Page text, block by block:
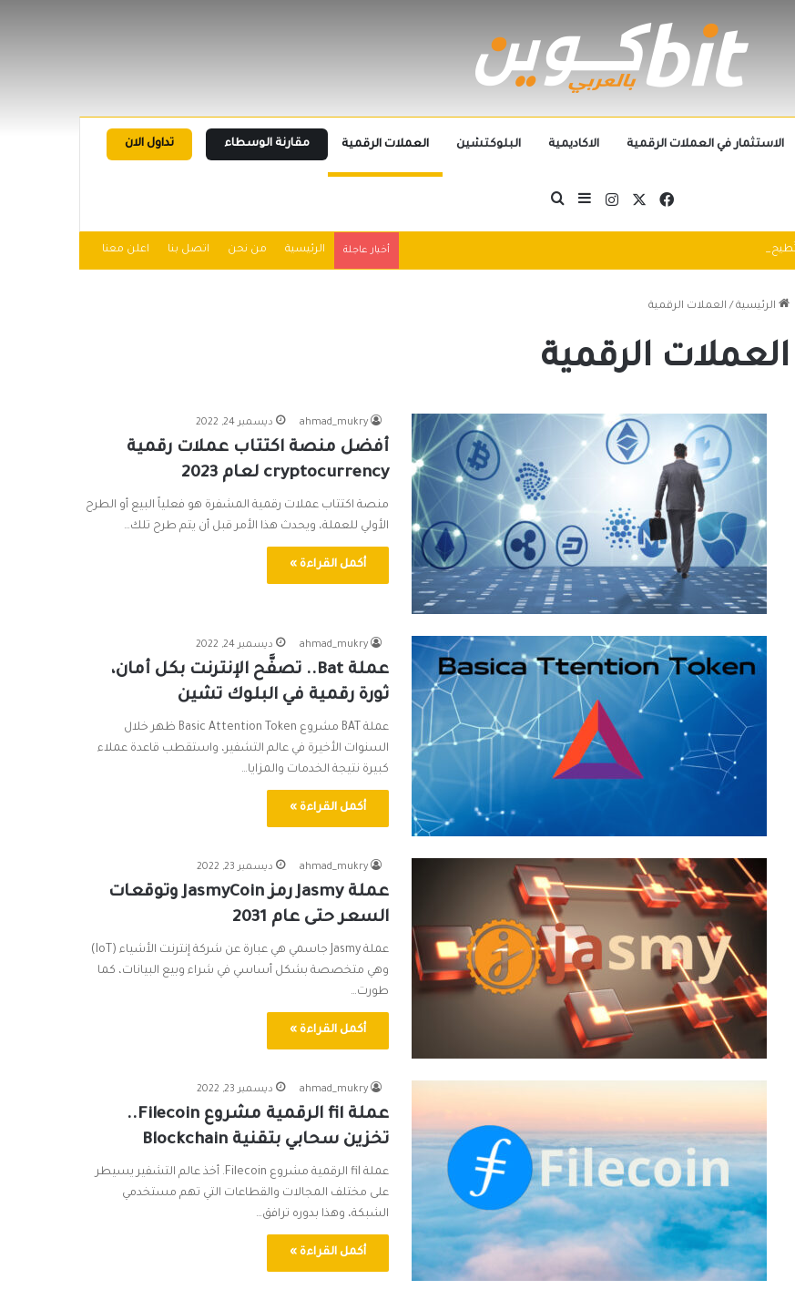
تداول الان الاستثمار في العملات الرقمية الاكاديمية البلوكتشين العملات الرقمية مقارنة الوسطاء
فيسبوكانستقرامإضافة عمود جانبي
بحث عن
أخبار عاجلة الرئيسية من نحن اتصل بنا اعلن معنا
الرئيسية / العملات الرقمية
العملات الرقمية
ahmad_mukry ديسمبر 24, 2022
أفضل منصة اكتتاب عملات رقمية
cryptocurrency لعام 2023
منصة اكتتاب عملات رقمية المشفرة هو فعلياً البيع أو الطرح
الأولي للعملة، ويحدث هذا الأمر قبل أن يتم طرح تلك…
أكمل القراءة »
ahmad_mukry ديسمبر 24, 2022
عملة Bat.. تصفَّح الإنترنت بكل أمان،
ثورة رقمية في البلوك تشين
عملة BAT مشروع Basic Attention Token ظهر خلال
السنوات الأخيرة في عالم التشفير، واستقطب قاعدة عملاء
كبيرة نتيجة الخدمات والمزايا…
أكمل القراءة »
ahmad_mukry ديسمبر 23, 2022
عملة Jasmy رمز JasmyCoin وتوقعات
السعر حتى عام 2031
عملة Jasmy جاسمي هي عبارة عن شركة إنترنت الأشياء (IoT)
وهي متخصصة بشكل أساسي في شراء وبيع البيانات، كما
طورت…
أكمل القراءة »
ahmad_mukry ديسمبر 23, 2022
عملة fil الرقمية مشروع Filecoin..
تخزين سحابي بتقنية Blockchain
عملة fil الرقمية مشروع Filecoin. أخذ عالم التشفير يسيطر
على مختلف المجالات والقطاعات التي تهم مستخدمي
الشبكة، وهذا بدوره ترافق…
أكمل القراءة »